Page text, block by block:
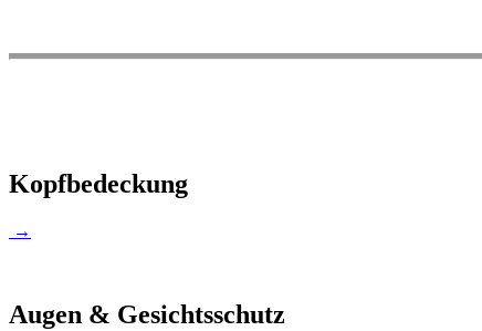
Kopfbedeckung
→
Augen & Gesichtsschutz